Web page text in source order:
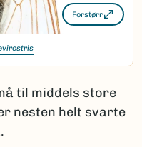
Forstørr
til middels store
nesten helt svarte